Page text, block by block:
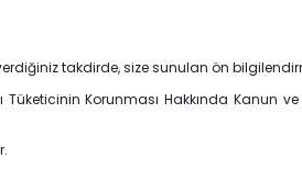
takdirde, size sunulan ön
Korunması Hakkında Kanun